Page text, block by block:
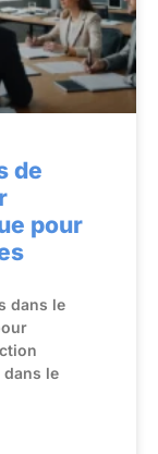
de
pour
dans le
le